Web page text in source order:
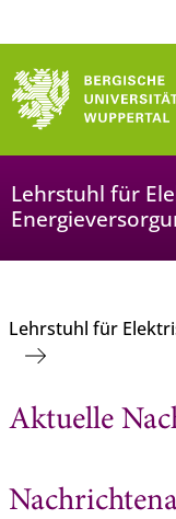
Lehrstuhl für
Lehrstuhl für
Aktuelle